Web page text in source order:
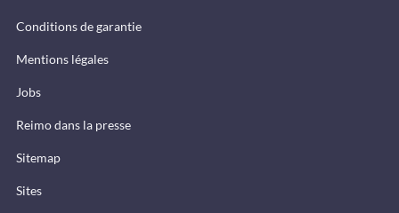
Conditions de garantie
Mentions légales
Jobs
Reimo dans la presse
Sitemap
Sites